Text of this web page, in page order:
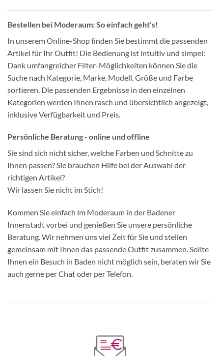
Bestellen bei Moderaum: So einfach geht’s!
In unserem Online-Shop finden Sie bestimmt die passenden
Artikel für Ihr Outfit! Die Bedienung ist intuitiv und simpel:
Dank umfangreicher Filter-Möglichkeiten können Sie die
Suche nach Kategorie, Marke, Modell, Größe und Farbe
sortieren. Die passenden Ergebnisse in den einzelnen
Kategorien werden Ihnen rasch und übersichtlich angezeigt,
inklusive Verfügbarkeit und Preis.
Persönliche Beratung - online und offline
Sie sind sich nicht sicher, welche Farben und Schnitte zu
Ihnen passen? Sie brauchen Hilfe bei der Auswahl der
richtigen Artikel?
Wir lassen Sie nicht im Stich!
Kommen Sie einfach im Moderaum in der Badener
Innenstadt vorbei und genießen Sie unsere persönliche
Beratung. Wir nehmen uns viel Zeit für Sie und stellen
gemeinsam mit Ihnen das passende Outfit zusammen. Sollte
Ihnen ein Besuch in Baden nicht möglich sein, beraten wir Sie
auch gerne per Chat oder per Telefon.